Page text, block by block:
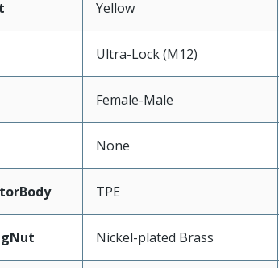
Yellow
Ultra-Lock (M12)
Female-Male
None
TPE
Nickel-plated Brass